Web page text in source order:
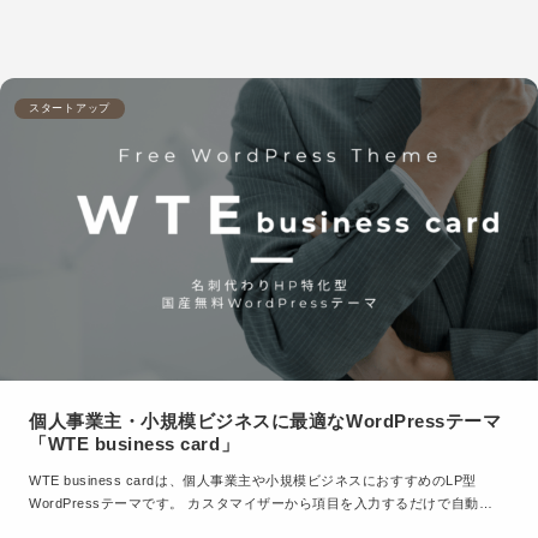
スタートアップ
個人事業主・小規模ビジネスに最適なWordPressテーマ
「WTE business card」
WTE business cardは、個人事業主や小規模ビジネスにおすすめのLP型
WordPressテーマです。 カスタマイザーから項目を入力するだけで自動…